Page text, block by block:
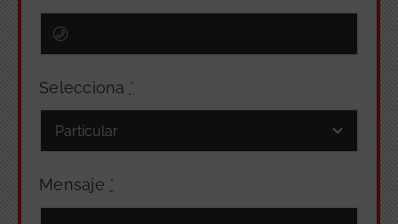
Selecciona *
Mensaje *